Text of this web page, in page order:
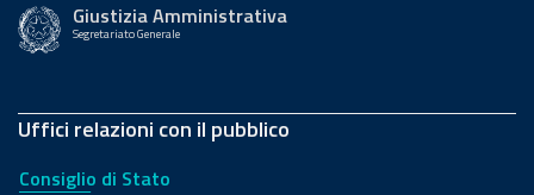
Giustizia Amministrativa
Segretariato Generale
Uffici relazioni con il pubblico
Consiglio di Stato